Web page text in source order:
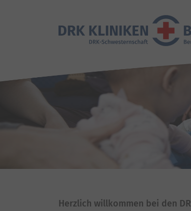
Herzlich willkommen bei den